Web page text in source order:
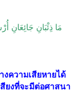
مَا ذِئْبَانِ جَائِعَانِ
ความเสียหายได้
ยงที่จะมีต่อศาสนา